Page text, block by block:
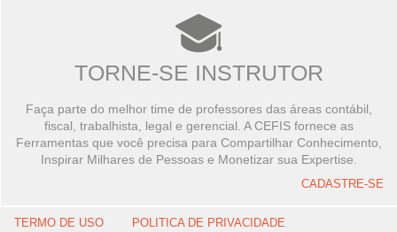
TORNE-SE INSTRUTOR
Faça parte do melhor time de professores das áreas contábil,
fiscal, trabalhista, legal e gerencial. A CEFIS fornece as
Ferramentas que você precisa para Compartilhar Conhecimento,
Inspirar Milhares de Pessoas e Monetizar sua Expertise.
CADASTRE-SE
TERMO DE USO POLITICA DE PRIVACIDADE